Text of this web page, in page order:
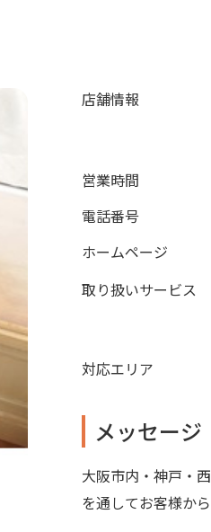
店舗情報
営業時間
電話番号
ホームページ
取り扱いサービス
対応エリア
メッセージ
大阪市内・神戸・
を通してお客様か